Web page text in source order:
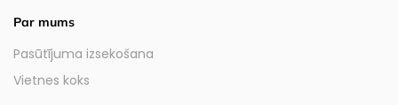
Par mums
Pasūtījuma izsekošana
Vietnes koks